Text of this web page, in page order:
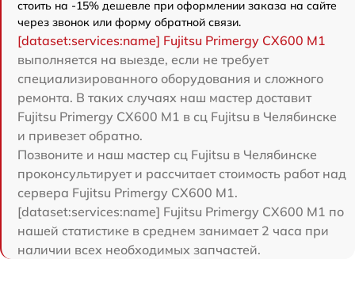
стоить на -15% дешевле при оформлении заказа на сайте
через звонок или форму обратной связи.
[dataset:services:name] Fujitsu Primergy CX600 M1
выполняется на выезде, если не требует
специализированного оборудования и сложного
ремонта. В таких случаях наш мастер доставит
Fujitsu Primergy CX600 M1 в сц Fujitsu в Челябинске
и привезет обратно.
Позвоните и наш мастер сц Fujitsu в Челябинске
проконсультирует и рассчитает стоимость работ над
сервера Fujitsu Primergy CX600 M1.
[dataset:services:name] Fujitsu Primergy CX600 M1 по
нашей статистике в среднем занимает 2 часа при
наличии всех необходимых запчастей.